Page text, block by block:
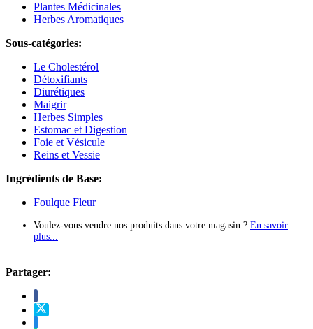
Plantes Médicinales
Herbes Aromatiques
Sous-catégories:
Le Cholestérol
Détoxifiants
Diurétiques
Maigrir
Herbes Simples
Estomac et Digestion
Foie et Vésicule
Reins et Vessie
Ingrédients de Base:
Foulque Fleur
Voulez-vous vendre nos produits dans votre magasin ? En savoir
plus...
Partager: